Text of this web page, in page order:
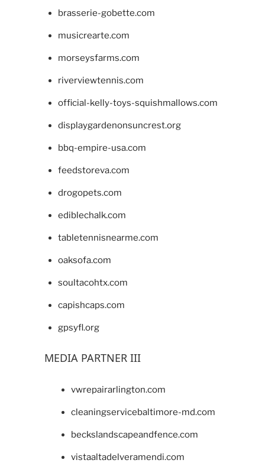
brasserie-gobette.com
musicrearte.com
morseysfarms.com
riverviewtennis.com
official-kelly-toys-squishmallows.com
displaygardenonsuncrest.org
bbq-empire-usa.com
feedstoreva.com
drogopets.com
ediblechalk.com
tabletennisnearme.com
oaksofa.com
soultacohtx.com
capishcaps.com
gpsyfl.org
MEDIA PARTNER III
vwrepairarlington.com
cleaningservicebaltimore-md.com
beckslandscapeandfence.com
vistaaltadelveramendi.com